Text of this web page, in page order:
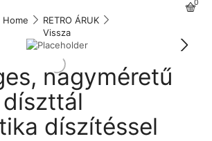
0
Home
RETRO ÁRUK
Vissza
nagyméretű
díszítéssel